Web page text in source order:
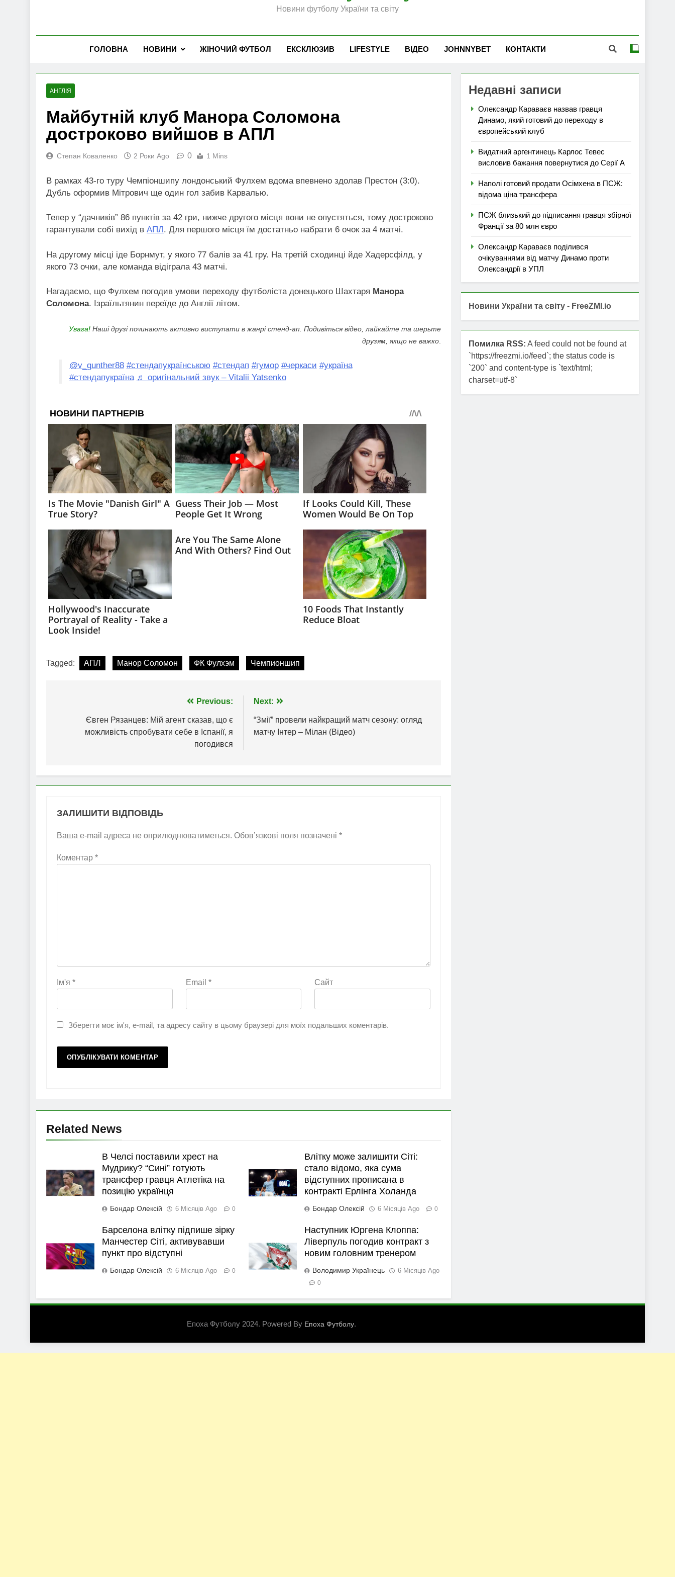
Новини футболу України та світу
ГОЛОВНА НОВИНИ ЖІНОЧИЙ ФУТБОЛ ЕКСКЛЮЗИВ LIFESTYLE ВІДЕО JOHNNYBET КОНТАКТИ
АНГЛІЯ
Майбутній клуб Манора Соломона
достроково вийшов в АПЛ
Степан Коваленко 2 Роки Ago 0 1 Mins
В рамках 43-го туру Чемпіоншипу лондонський Фулхем вдома впевнено здолав Престон (3:0).
Дубль оформив Мітрович ще один гол забив Карвалью.
Тепер у “дачників” 86 пунктів за 42 гри, нижче другого місця вони не опустяться, тому достроково
гарантували собі вихід в АПЛ. Для першого місця їм достатньо набрати 6 очок за 4 матчі.
На другому місці іде Борнмут, у якого 77 балів за 41 гру. На третій сходинці йде Хадерсфілд, у
якого 73 очки, але команда відіграла 43 матчі.
Нагадаємо, що Фулхем погодив умови переходу футболіста донецького Шахтаря Манора
Соломона. Ізраїльтянин переїде до Англії літом.
Увага! Наші друзі починають активно виступати в жанрі стенд-ап. Подивіться відео, лайкайте та шерьте
друзям, якщо не важко
@v_gunther88 #стендапукраїнською #стендап #гумор #черкаси #україна
#стендапукраїна ♬ оригінальний звук – Vitalii Yatsenko
Tagged: АПЛ Манор Соломон ФК Фулхэм Чемпионшип
записів
Previous:
Євген Рязанцев: Мій агент сказав, що є
можливість спробувати себе в Іспанії, я
погодився
Next:
“Змії” провели найкращий матч сезону: огляд
матчу Інтер – Мілан (Відео)
ЗАЛИШИТИ ВІДПОВІДЬ
Ваша e-mail адреса не оприлюднюватиметься. Обов’язкові поля позначені *
Коментар *
Ім'я * Email * Сайт
Зберегти моє ім'я, e-mail, та адресу сайту в цьому браузері для моїх подальших коментарів.
Related News
В Челсі поставили хрест на
Мудрику? “Сині” готують
трансфер гравця Атлетіка на
позицію українця
Бондар Олексій 6 Місяців Ago 0
Влітку може залишити Сіті:
стало відомо, яка сума
відступних прописана в
контракті Ерлінга Холанда
Бондар Олексій 6 Місяців Ago 0
Барселона влітку підпише зірку
Манчестер Сіті, активувавши
пункт про відступні
Бондар Олексій 6 Місяців Ago 0
Наступник Юргена Клоппа:
Ліверпуль погодив контракт з
новим головним тренером
Володимир Українець 6 Місяців Ago
0
Недавні записи
Олександр Караваєв назвав гравця
Динамо, який готовий до переходу в
європейський клуб
Видатний аргентинець Карлос Тевес
висловив бажання повернутися до Серії А
Наполі готовий продати Осімхена в ПСЖ:
відома ціна трансфера
ПСЖ близький до підписання гравця збірної
Франції за 80 млн євро
Олександр Караваєв поділився
очікуваннями від матчу Динамо проти
Олександрії в УПЛ
Новини України та світу - FreeZMI.io
Помилка RSS: A feed could not be found at
`https://freezmi.io/feed`; the status code is
`200` and content-type is `text/html;
charset=utf-8`
Епоха Футболу 2024. Powered By Епоха Футболу.